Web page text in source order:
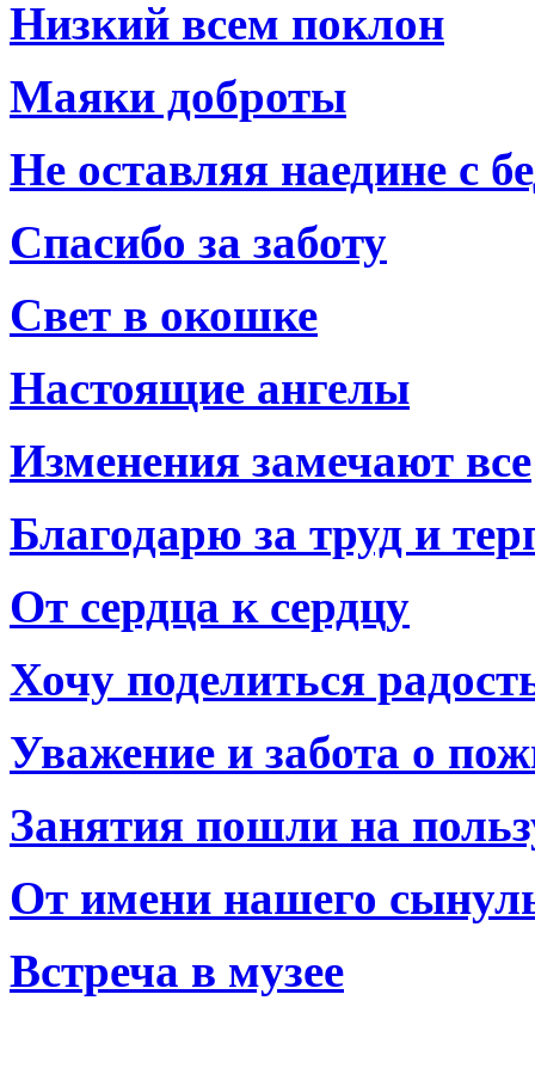
Низкий всем поклон
Маяки доброты
Не оставляя наедине с
Спасибо за заботу
Свет в окошке
Настоящие ангелы
Изменения замечают все
Благодарю за труд и
От сердца к сердцу
Хочу поделиться
Уважение и забота о
Занятия пошли на
От имени нашего
Встреча в музее